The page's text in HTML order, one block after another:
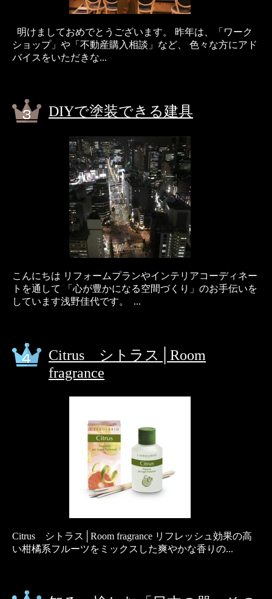
明けましておめでとうございます。 昨年は、「ワーク
ショップ」や「不動産購入相談」など、 色々な方にアド
バイスをいただきな...
DIYで塗装できる建具
こんにちは リフォームプランやインテリアコーディネー
トを通して 「心が豊かになる空間づくり」のお手伝いを
しています浅野佳代です。 ...
Citrus シトラス│Room
fragrance
Citrus シトラス│Room fragrance リフレッシュ効果の高
い柑橘系フルーツをミックスした爽やかな香りの...